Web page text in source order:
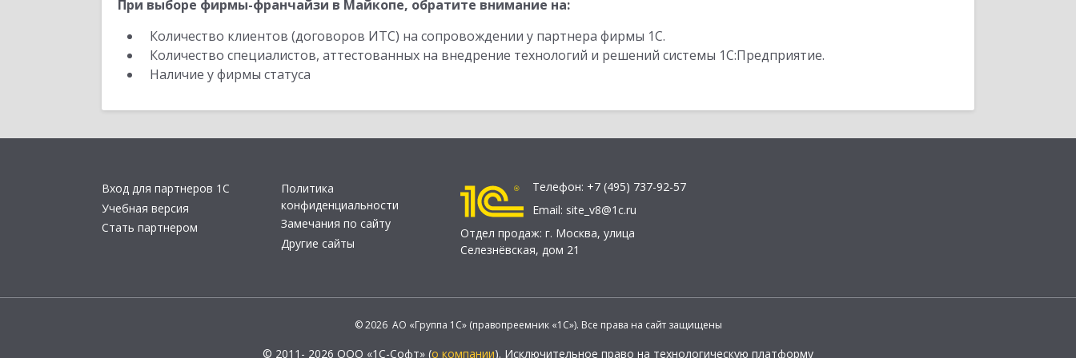
При выборе фирмы-франчайзи в Майкопе, обратите внимание на:
Количество клиентов (договоров ИТС) на сопровождении у партнера фирмы 1С.
Количество специалистов, аттестованных на внедрение технологий и решений системы 1С:Предприятие.
Наличие у фирмы статуса
Вход для партнеров 1С
Учебная версия
Стать партнером
Политика
конфиденциальности
Замечания по сайту
Другие сайты
Телефон: +7 (495) 737-92-57
Email: site_v8@1c.ru
Отдел продаж: г. Москва, улица
Селезнёвская, дом 21
© 2026 АО «Группа 1С» (правопреемник «1С»). Все права на сайт защищены
© 2011- 2026 ООО «1С-Софт» (о компании). Исключительное право на технологическую платформу